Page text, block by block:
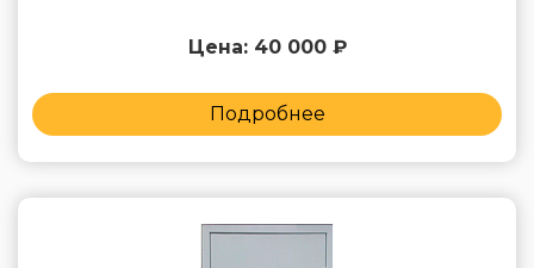
Цена: 40 000 ₽
Подробнее